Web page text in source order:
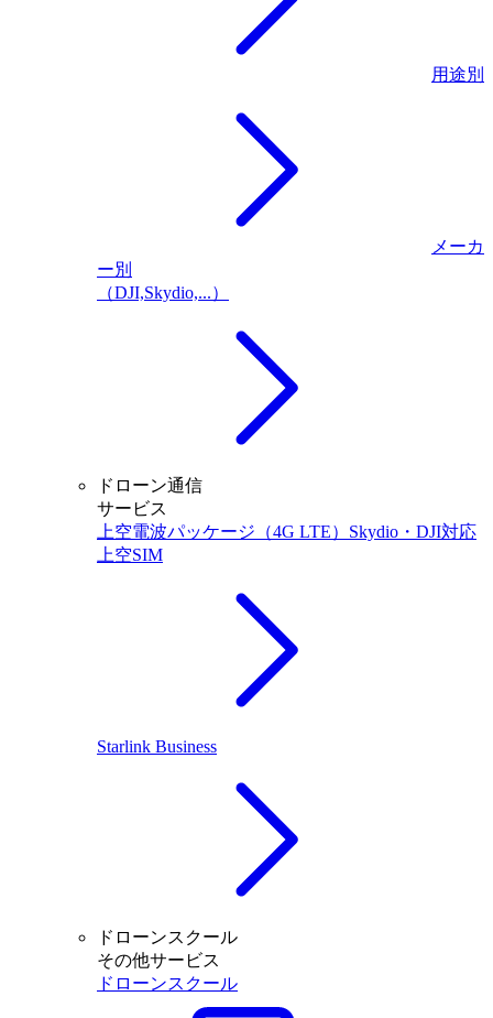
用途別
メーカ
ー別
（DJI,Skydio,...）
ドローン通信
サービス
上空電波パッケージ（4G LTE）Skydio・DJI対応
上空SIM
Starlink Business
ドローンスクール
その他サービス
ドローンスクール